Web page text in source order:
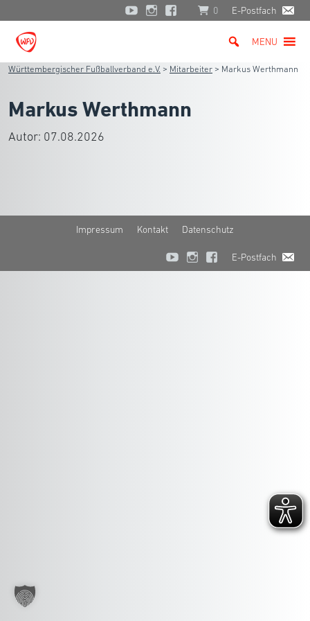
0 E-Postfach
MENU
Württembergischer Fußballverband e.V. > Mitarbeiter > Markus Werthmann
Markus Werthmann
Autor: 07.08.2026
Impressum Kontakt Datenschutz
E-Postfach